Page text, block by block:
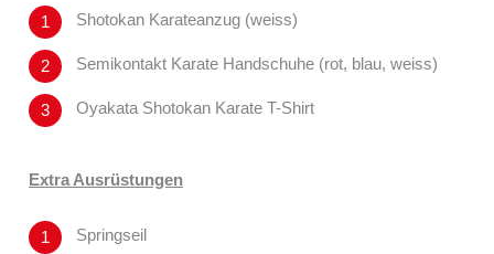
Shotokan Karateanzug (weiss)
Semikontakt Karate Handschuhe (rot, blau, weiss)
Oyakata Shotokan Karate T-Shirt
Extra Ausrüstungen
Springseil